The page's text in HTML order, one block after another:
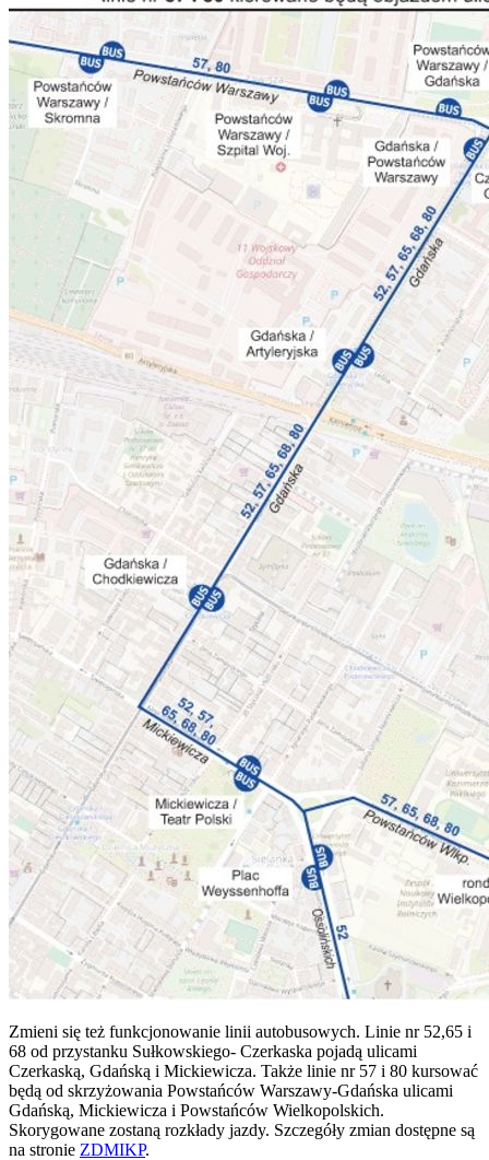
Zmieni się też funkcjonowanie linii autobusowych. Linie nr 52,65 i
68 od przystanku Sułkowskiego- Czerkaska pojadą ulicami
Czerkaską, Gdańską i Mickiewicza. Także linie nr 57 i 80 kursować
będą od skrzyżowania Powstańców Warszawy-Gdańska ulicami
Gdańską, Mickiewicza i Powstańców Wielkopolskich.
Skorygowane zostaną rozkłady jazdy. Szczegóły zmian dostępne są
na stronie ZDMIKP.